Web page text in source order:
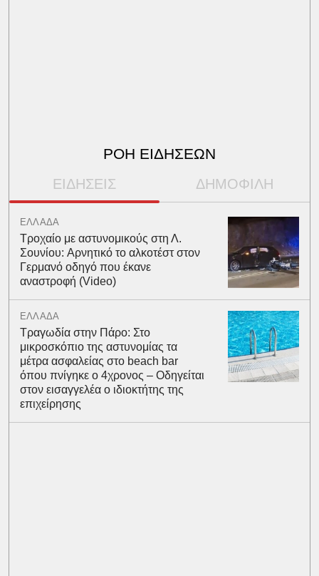
ΡΟΗ ΕΙΔΗΣΕΩΝ
ΕΙΔΗΣΕΙΣ ΔΗΜΟΦΙΛΗ
ΕΛΛΑΔΑ
Τροχαίο με αστυνομικούς στη Λ.
Σουνίου: Αρνητικό το αλκοτέστ στον
Γερμανό οδηγό που έκανε
αναστροφή (Video)
ΕΛΛΑΔΑ
Τραγωδία στην Πάρο: Στο
μικροσκόπιο της αστυνομίας τα
μέτρα ασφαλείας στο beach bar
όπου πνίγηκε ο 4χρονος – Οδηγείται
στον εισαγγελέα ο ιδιοκτήτης της
επιχείρησης